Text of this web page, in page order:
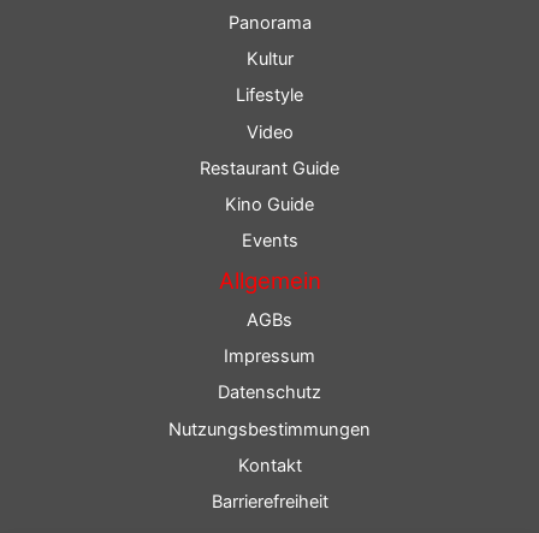
Panorama
Kultur
Lifestyle
Video
Restaurant Guide
Kino Guide
Events
Allgemein
AGBs
Impressum
Datenschutz
Nutzungsbestimmungen
Kontakt
Barrierefreiheit